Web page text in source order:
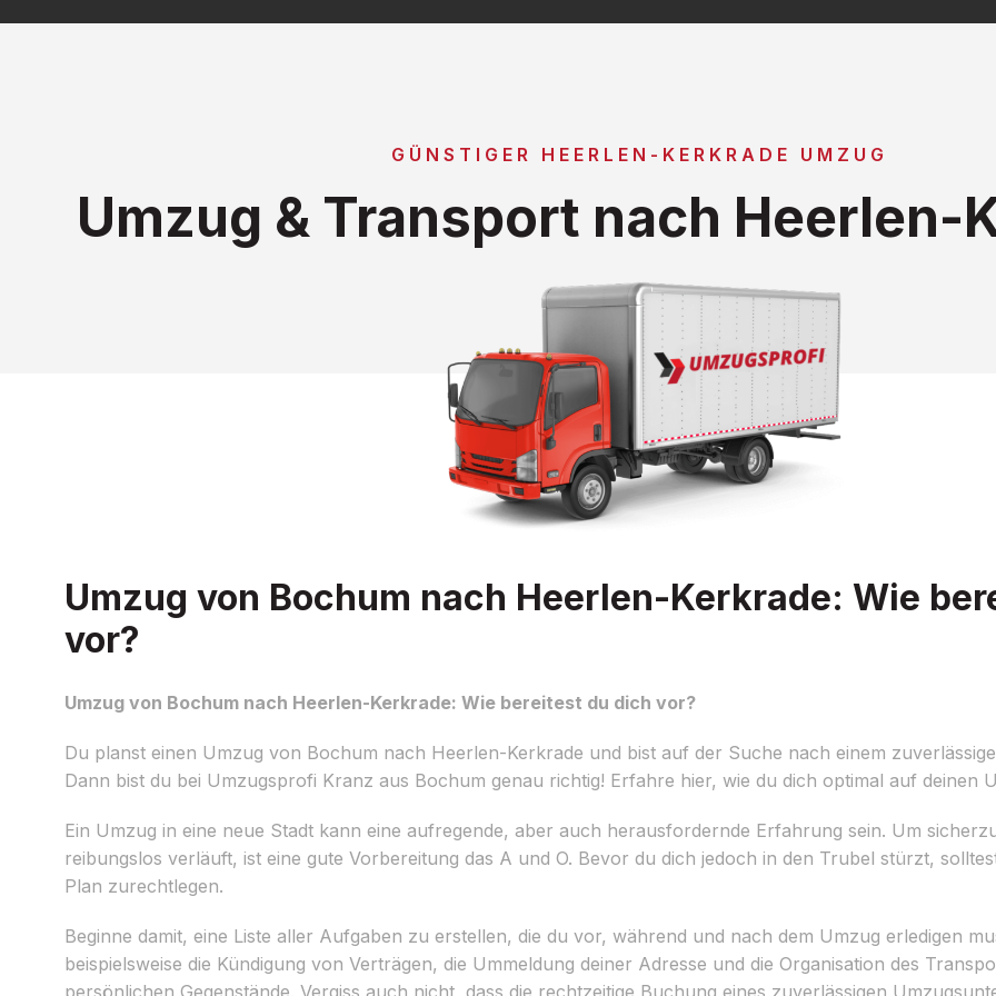
GÜNSTIGER HEERLEN-KERKRADE UMZUG
Umzug & Transport nach Heerlen-
Umzug von Bochum nach Heerlen-Kerkrade: Wie
vor?
Umzug von Bochum nach Heerlen-Kerkrade: Wie bereitest du dich vor?
Du planst einen Umzug von Bochum nach Heerlen-Kerkrade und bist auf der Suche nach einem
Dann bist du bei Umzugsprofi Kranz aus Bochum genau richtig! Erfahre hier, wie du dich optimal auf deinen
Ein Umzug in eine neue Stadt kann eine aufregende, aber auch herausfordernde Erfahrung sein. Um
reibungslos verläuft, ist eine gute Vorbereitung das A und O. Bevor du dich jedoch in den Trubel stürzt,
Plan zurechtlegen.
Beginne damit, eine Liste aller Aufgaben zu erstellen, die du vor, während und nach dem Umzug erledigen
beispielsweise die Kündigung von Verträgen, die Ummeldung deiner Adresse und die Organisation des
persönlichen Gegenstände. Vergiss auch nicht, dass die rechtzeitige Buchung eines zuverlässigen